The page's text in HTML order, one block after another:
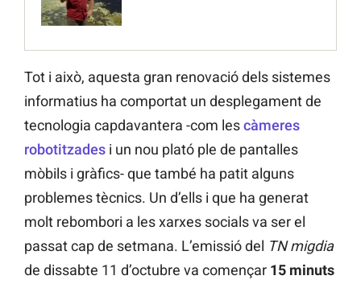
Tot i això, aquesta gran renovació dels sistemes
informatius ha comportat un desplegament de
tecnologia capdavantera -com lescàmeres
robotitzades i un nou plató ple de pantalles
mòbils i gràfics- que també ha patit alguns
problemes tècnics. Un d’ells i que ha generat
molt rebombori a les xarxes socials va ser el
passat cap de setmana. L’emissió del TN migdia
de dissabte 11 d’octubre va començar 15 minuts